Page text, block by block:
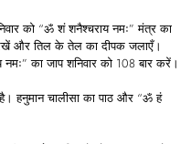
को “ॐ शं शनैश्चराय नमः” मंत्र का
और तिल के तेल का दीपक जलाएँ।
का जाप शनिवार को 108 बार करें।
हनुमान चालीसा का पाठ और “ॐ हं